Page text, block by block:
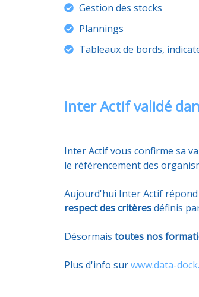
Gestion des stocks
Plannings
Tableaux de bords,
Inter Actif validé
Inter Actif vous confirme sa
le référencement des
Aujourd'hui Inter Actif répond
respect des critèresdéfinis
Désormais toutes nos
Plus d'info surwww.data-